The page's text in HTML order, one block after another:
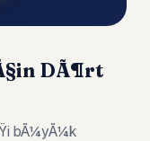
DÃ¶rt
bÃ¼yÃ¼k